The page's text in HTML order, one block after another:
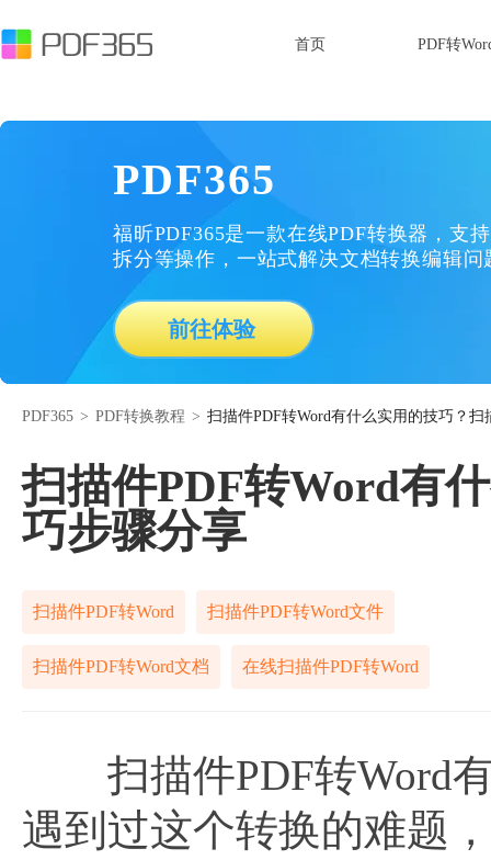
首页 PDF转
PDF365
福昕PDF365是一款在线PDF转换器，支
拆分等操作，一站式解决文档转换编辑问
前往体验
PDF365 > PDF转换教程 > 扫描件PDF转Word有什么实用的技巧？
扫描件PDF转Word有
巧步骤分享
扫描件PDF转Word 扫描件PDF转Word文件
扫描件PDF转Word文档 在线扫描件PDF转Word
扫描件PDF转Word有
遇到过这个转换的难题